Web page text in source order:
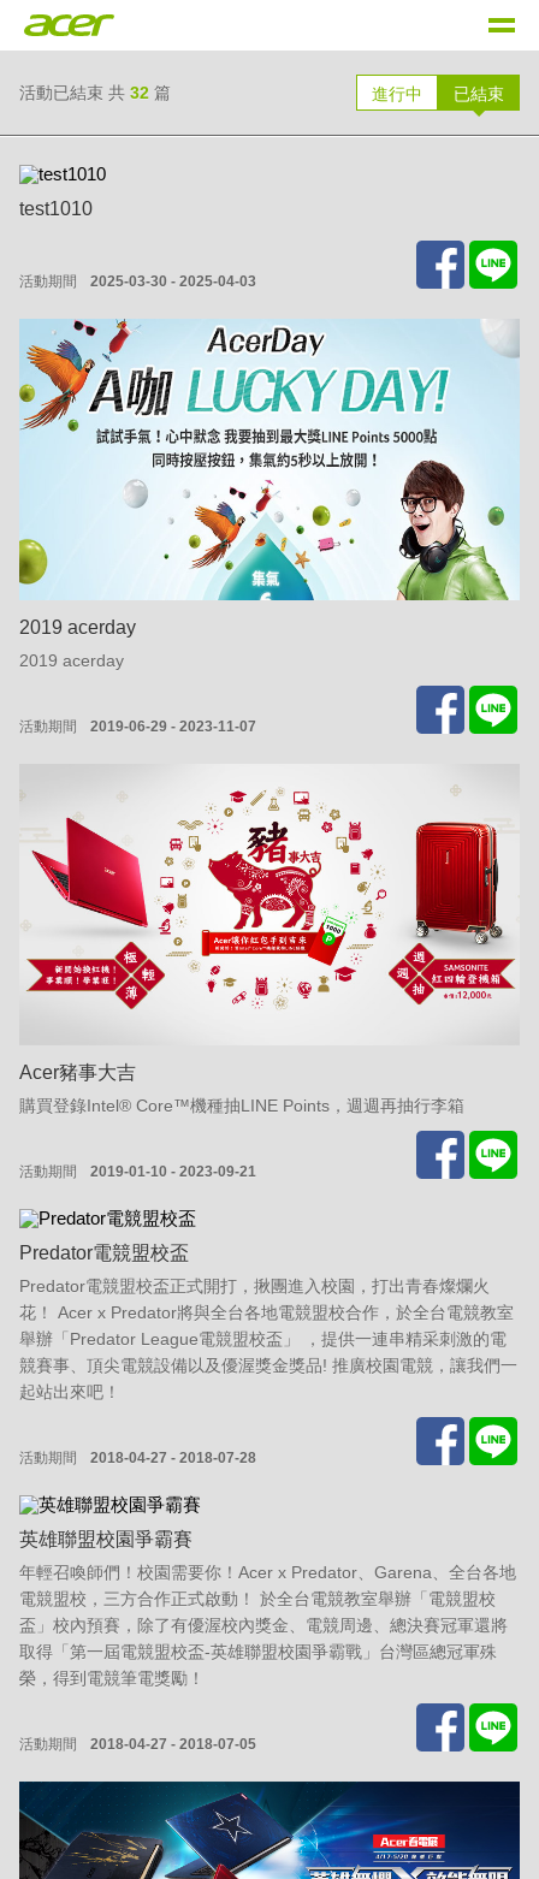
活動已結束 共 32 篇 進行中 已結束
test1010
活動期間 2025-03-30 - 2025-04-03
2019 acerday
2019 acerday
活動期間 2019-06-29 - 2023-11-07
Acer豬事大吉
購買登錄Intel® Core™機種抽LINE Points，週週再抽行李箱
活動期間 2019-01-10 - 2023-09-21
Predator電競盟校盃
Predator電競盟校盃正式開打，揪團進入校園，打出青春燦爛火
花！ Acer x Predator將與全台各地電競盟校合作，於全台電競教室
舉辦「Predator League電競盟校盃」 ，提供一連串精采刺激的電
競賽事、頂尖電競設備以及優渥獎金獎品! 推廣校園電競，讓我們一
起站出來吧！
活動期間 2018-04-27 - 2018-07-28
英雄聯盟校園爭霸賽
年輕召喚師們！校園需要你！Acer x Predator、Garena、全台各地
電競盟校，三方合作正式啟動！ 於全台電競教室舉辦「電競盟校
盃」校內預賽，除了有優渥校內獎金、電競周邊、總決賽冠軍還將
取得「第一屆電競盟校盃-英雄聯盟校園爭霸戰」台灣區總冠軍殊
榮，得到電競筆電獎勵！
活動期間 2018-04-27 - 2018-07-05